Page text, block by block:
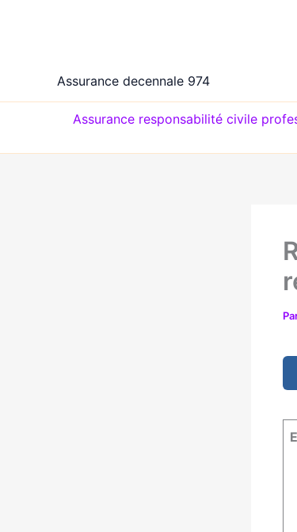
Assurance decennale 974
Assurance responsabilité civile